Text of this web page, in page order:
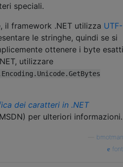
speciali.
il framework .NET utilizza UTF-
le stringhe, quindi se si
ottenere i byte esatti
utilizzare
dei caratteri in .NET
per ulteriori informazioni.